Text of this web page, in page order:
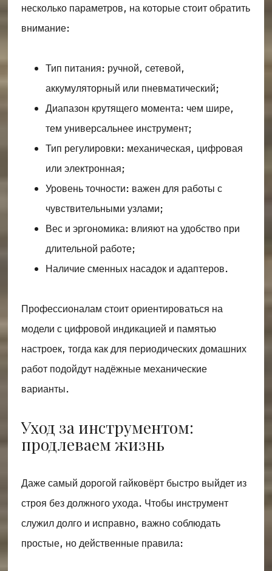
несколько параметров, на которые стоит обратить
внимание:
Тип питания: ручной, сетевой,
аккумуляторный или пневматический;
Диапазон крутящего момента: чем шире,
тем универсальнее инструмент;
Тип регулировки: механическая, цифровая
или электронная;
Уровень точности: важен для работы с
чувствительными узлами;
Вес и эргономика: влияют на удобство при
длительной работе;
Наличие сменных насадок и адаптеров.
Профессионалам стоит ориентироваться на
модели с цифровой индикацией и памятью
настроек, тогда как для периодических домашних
работ подойдут надёжные механические
варианты.
Уход за инструментом:
продлеваем жизнь
Даже самый дорогой гайковёрт быстро выйдет из
строя без должного ухода. Чтобы инструмент
служил долго и исправно, важно соблюдать
простые, но действенные правила: